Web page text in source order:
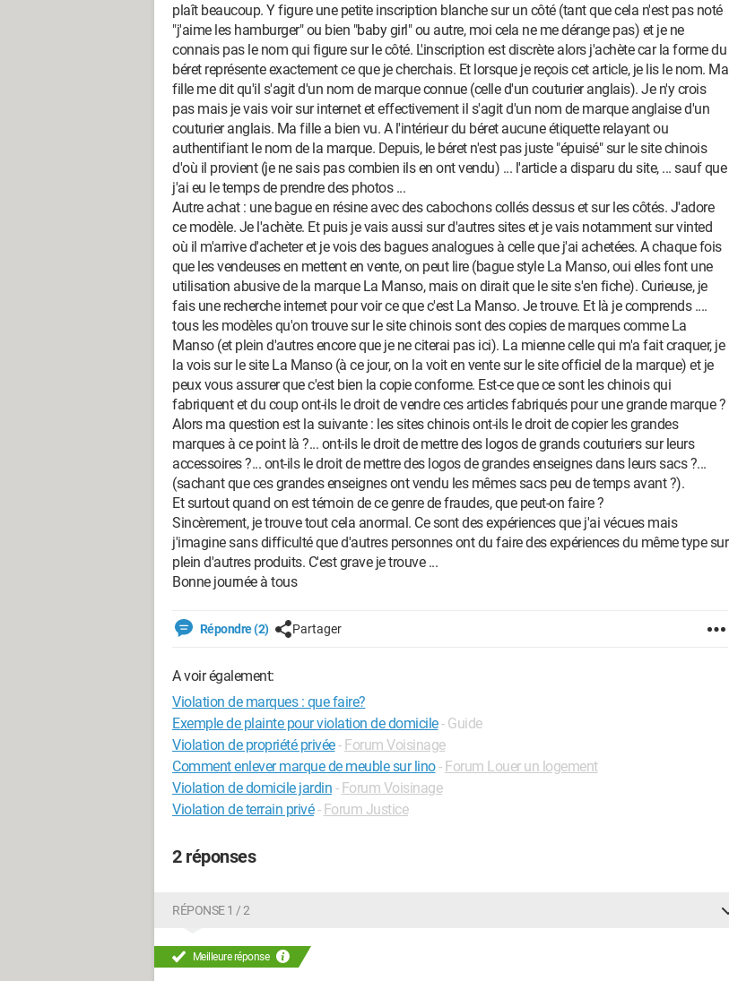
plaît beaucoup. Y figure une petite inscription blanche sur un côté (tant que cela n'est pas noté
"j'aime les hamburger" ou bien "baby girl" ou autre, moi cela ne me dérange pas) et je ne
connais pas le nom qui figure sur le côté. L'inscription est discrète alors j'achète car la forme du
béret représente exactement ce que je cherchais. Et lorsque je reçois cet article, je lis le nom. Ma
fille me dit qu'il s'agit d'un nom de marque connue (celle d'un couturier anglais). Je n'y crois
pas mais je vais voir sur internet et effectivement il s'agit d'un nom de marque anglaise d'un
couturier anglais. Ma fille a bien vu. A l'intérieur du béret aucune étiquette relayant ou
authentifiant le nom de la marque. Depuis, le béret n'est pas juste "épuisé" sur le site chinois
d'où il provient (je ne sais pas combien ils en ont vendu) ... l'article a disparu du site, ... sauf que
j'ai eu le temps de prendre des photos ...
Autre achat : une bague en résine avec des cabochons collés dessus et sur les côtés. J'adore
ce modèle. Je l'achète. Et puis je vais aussi sur d'autres sites et je vais notamment sur vinted
où il m'arrive d'acheter et je vois des bagues analogues à celle que j'ai achetées. A chaque fois
que les vendeuses en mettent en vente, on peut lire (bague style La Manso, oui elles font une
utilisation abusive de la marque La Manso, mais on dirait que le site s'en fiche). Curieuse, je
fais une recherche internet pour voir ce que c'est La Manso. Je trouve. Et là je comprends ....
tous les modèles qu'on trouve sur le site chinois sont des copies de marques comme La
Manso (et plein d'autres encore que je ne citerai pas ici). La mienne celle qui m'a fait craquer, je
la vois sur le site La Manso (à ce jour, on la voit en vente sur le site officiel de la marque) et je
peux vous assurer que c'est bien la copie conforme. Est-ce que ce sont les chinois qui
fabriquent et du coup ont-ils le droit de vendre ces articles fabriqués pour une grande marque ?
Alors ma question est la suivante : les sites chinois ont-ils le droit de copier les grandes
marques à ce point là ?... ont-ils le droit de mettre des logos de grands couturiers sur leurs
accessoires ?... ont-ils le droit de mettre des logos de grandes enseignes dans leurs sacs ?...
(sachant que ces grandes enseignes ont vendu les mêmes sacs peu de temps avant ?).
Et surtout quand on est témoin de ce genre de fraudes, que peut-on faire ?
Sincèrement, je trouve tout cela anormal. Ce sont des expériences que j'ai vécues mais
j'imagine sans difficulté que d'autres personnes ont du faire des expériences du même type sur
plein d'autres produits. C'est grave je trouve ...
Bonne journée à tous
Répondre (2) Partager
A voir également:
Violation de marques : que faire?
Exemple de plainte pour violation de domicile- Guide
Violation de propriété privée- Forum Voisinage
Comment enlever marque de meuble sur lino- Forum Louer un logement
Violation de domicile jardin - Forum Voisinage
Violation de terrain privé - Forum Justice
2 réponses
RÉPONSE 1 / 2
Meilleure réponse